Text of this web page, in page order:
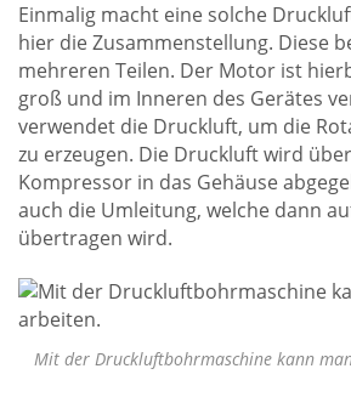
Einmalig macht eine solche
hier die Zusammenstellung. Diese
mehreren Teilen. Der Motor ist
groß und im Inneren des Gerätes
verwendet die Druckluft, um die
zu erzeugen. Die Druckluft wird
Kompressor in das Gehäuse
auch die Umleitung, welche dann
übertragen wird.
Mit der Druckluftbohrmaschine kann